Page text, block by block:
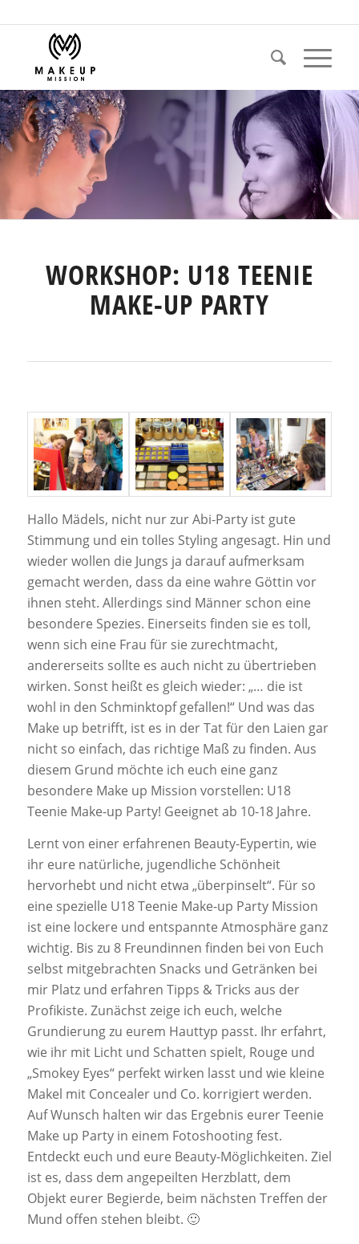
WORKSHOP: U18 TEENIE
MAKE-UP PARTY
Hallo Mädels, nicht nur zur Abi-Party ist gute
Stimmung und ein tolles Styling angesagt. Hin und
wieder wollen die Jungs ja darauf aufmerksam
gemacht werden, dass da eine wahre Göttin vor
ihnen steht. Allerdings sind Männer schon eine
besondere Spezies. Einerseits finden sie es toll,
wenn sich eine Frau für sie zurechtmacht,
andererseits sollte es auch nicht zu übertrieben
wirken. Sonst heißt es gleich wieder: „… die ist
wohl in den Schminktopf gefallen!“ Und was das
Make up betrifft, ist es in der Tat für den Laien gar
nicht so einfach, das richtige Maß zu finden. Aus
diesem Grund möchte ich euch eine ganz
besondere Make up Mission vorstellen: U18
Teenie Make-up Party! Geeignet ab 10-18 Jahre.
Lernt von einer erfahrenen Beauty-Eypertin, wie
ihr eure natürliche, jugendliche Schönheit
hervorhebt und nicht etwa „überpinselt“. Für so
eine spezielle U18 Teenie Make-up Party Mission
ist eine lockere und entspannte Atmosphäre ganz
wichtig. Bis zu 8 Freundinnen finden bei von Euch
selbst mitgebrachten Snacks und Getränken bei
mir Platz und erfahren Tipps & Tricks aus der
Profikiste. Zunächst zeige ich euch, welche
Grundierung zu eurem Hauttyp passt. Ihr erfahrt,
wie ihr mit Licht und Schatten spielt, Rouge und
„Smokey Eyes“ perfekt wirken lasst und wie kleine
Makel mit Concealer und Co. korrigiert werden.
Auf Wunsch halten wir das Ergebnis eurer Teenie
Make up Party in einem Fotoshooting fest.
Entdeckt euch und eure Beauty-Möglichkeiten. Ziel
ist es, dass dem angepeilten Herzblatt, dem
Objekt eurer Begierde, beim nächsten Treffen der
Mund offen stehen bleibt. 🙂